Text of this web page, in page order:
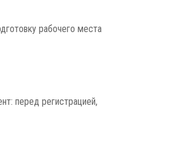
рабочего места
перед регистрацией,